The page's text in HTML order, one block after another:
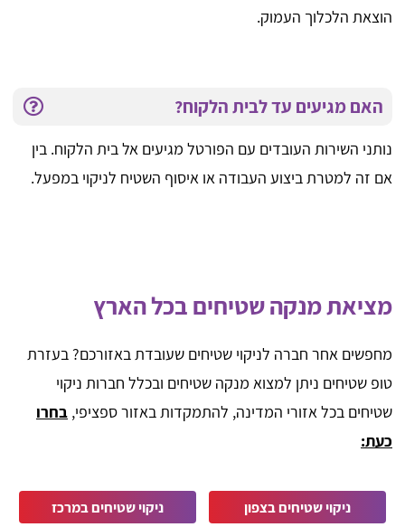
הוצאת הלכלוך העמוק.
האם מגיעים עד לבית הלקוח?
נותני השירות העובדים עם הפורטל מגיעים אל בית הלקוח. בין
אם זה למטרת ביצוע העבודה או איסוף השטיח לניקוי במפעל.
מציאת מנקה שטיחים בכל הארץ
מחפשים אחר חברה לניקוי שטיחים שעובדת באזורכם? בעזרת
טופ שטיחים ניתן למצוא מנקה שטיחים ובכלל חברות ניקוי
שטיחים בכל אזורי המדינה, להתמקדות באזור ספציפי, בחרו
כעת:
ניקוי שטיחים בצפון ניקוי שטיחים במרכז